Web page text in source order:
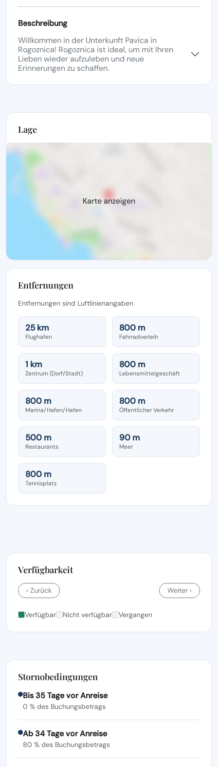
Beschreibung
Willkommen in der Unterkunft Pavica in
Rogoznica! Rogoznica ist ideal, um mit Ihren
Lieben wieder aufzuleben und neue
Erinnerungen zu schaffen.
Lage
Karte anzeigen
Entfernungen
Entfernungen sind Luftlinienangaben
25 km
Flughafen
800 m
Fahrradverleih
1 km
Zentrum (Dorf/Stadt)
800 m
Lebensmittelgeschäft
800 m
Marina/Hafen/Hafen
800 m
Öffentlicher Verkehr
500 m
Restaurants
90 m
Meer
800 m
Tennisplatz
Verfügbarkeit
‹ Zurück Weiter ›
Verfügbar Nicht verfügbar Vergangen
Stornobedingungen
Bis 35 Tage vor Anreise
0 % des Buchungsbetrags
Ab 34 Tage vor Anreise
80 % des Buchungsbetrags